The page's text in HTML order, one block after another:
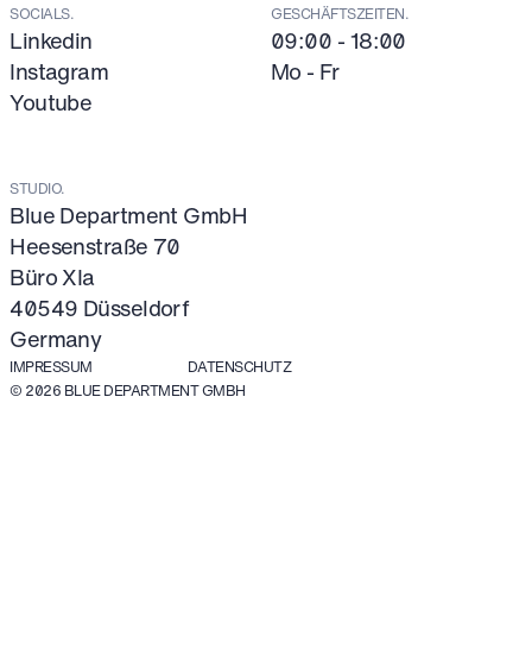
GESCHÄFTSZEITEN.
09:00 - 18:00
Mo - Fr
STUDIO.
Blue Department GmbH
Heesenstraße 70
Büro XIa
40549 Düsseldorf
Germany
SOCIALS.
Linkedin
Instagram
Youtube
© 2026 BLUE DEPARTMENT GMBH
IMPRESSUM DATENSCHUTZ